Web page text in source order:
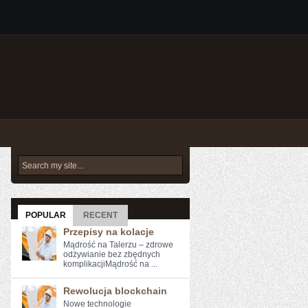
POPULAR RECENT
Przepisy na kolacje
Mądrość na Talerzu – zdrowe
odżywianie bez zbędnych
komplikacjiMądrość na ...
Rewolucja blockchain
Nowe ​technologie